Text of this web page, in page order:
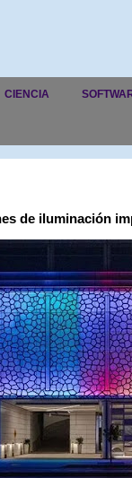
CIENCIA
de iluminación